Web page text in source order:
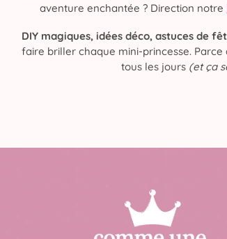
aventure enchantée ? Direction notre
DIY magiques, idées déco, astuces de
faire briller chaque mini-princesse. Parce
tous les jours (et ça